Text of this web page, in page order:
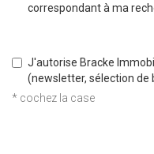
correspondant à ma
J'autorise Bracke
(newsletter, sélection de
* cochez la case